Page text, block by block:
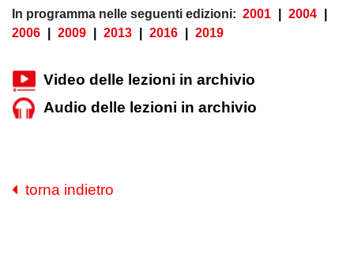
In programma nelle seguenti edizioni: 2001 2004
2006
2009 2013 2016 2019
Video delle lezioni in archivio
Audio delle lezioni in archivio
torna indietro